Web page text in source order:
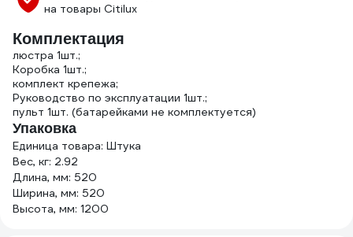
на товары Citilux
Комплектация
люстра 1шт.;
Коробка 1шт.;
комплект крепежа;
Руководство по эксплуатации 1шт.;
пульт 1шт. (батарейками не комплектуется)
Упаковка
Единица товара: Штука
Вес, кг: 2.92
Длина, мм: 520
Ширина, мм: 520
Высота, мм: 1200